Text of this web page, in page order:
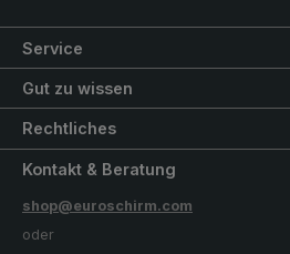
Service
Gut zu wissen
Rechtliches
Kontakt & Beratung
shop@euroschirm.com
oder